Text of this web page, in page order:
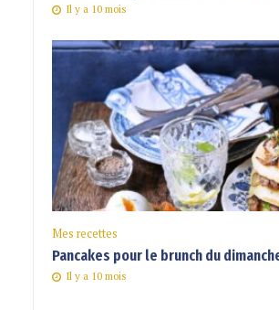
Il y a 10 mois
Mes recettes
Pancakes pour le brunch du
Il y a 10 mois